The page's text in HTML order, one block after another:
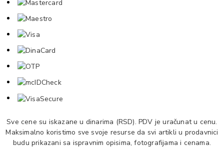
Sve cene su iskazane u dinarima (RSD). PDV je uračunat u cenu.
Maksimalno koristimo sve svoje resurse da svi artikli u prodavnici
budu prikazani sa ispravnim opisima, fotografijama i cenama.